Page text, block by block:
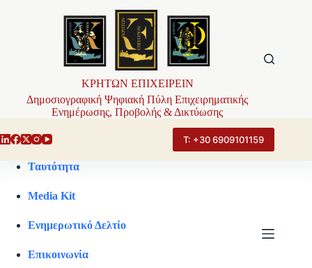
ΚΡΗΤΩΝ ΕΠΙΧΕΙΡΕΙΝ
Δημοσιογραφική Ψηφιακή Πύλη Επιχειρηματικής
Ενημέρωσης, Προβολής & Δικτύωσης
Τ: +30 6909101159
Ταυτότητα
Media Kit
Ενημερωτικό Δελτίο
Επικοινωνία